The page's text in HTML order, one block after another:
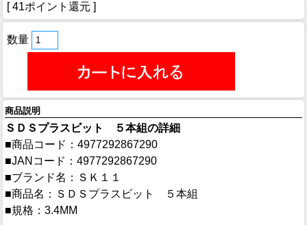
[ 41ポイント還元 ]
数量
商品説明
ＳＤＳプラスビット ５本組の詳細
■商品コード：4977292867290
■JANコード：4977292867290
■ブランド名：ＳＫ１１
■商品名：ＳＤＳプラスビット ５本組
■規格：3.4MM